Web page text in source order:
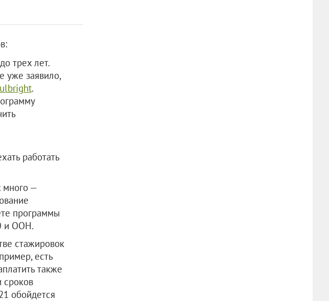
трех лет.
уже заявило,
.
работать
много —
программы
и ООН.
стажировок
есть
также
сроков
обойдется